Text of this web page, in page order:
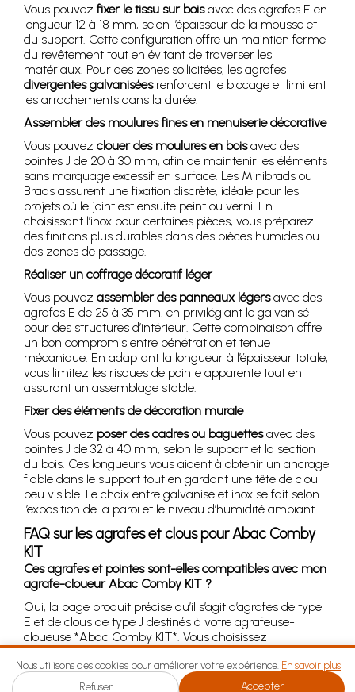
Vous pouvez fixer le tissu sur boisavec des agrafes E en
longueur 12 à 18 mm, selon l’épaisseur de la mousse et
du support. Cette configuration offre un maintien ferme
du revêtement tout en évitant de traverser les
matériaux. Pour des zones sollicitées, les agrafes
divergentes galvaniséesrenforcent le blocage et limitent
les arrachements dans la durée.
Assembler des moulures fines en menuiserie décorative
Vous pouvez clouer des moulures en boisavec des
pointes J de 20 à 30 mm, afin de maintenir les éléments
sans marquage excessif en surface. Les Minibrads ou
Brads assurent une fixation discrète, idéale pour les
projets où le joint est ensuite peint ou verni. En
choisissant l’inox pour certaines pièces, vous préparez
des finitions plus durables dans des pièces humides ou
des zones de passage.
Réaliser un coffrage décoratif léger
Vous pouvez assembler des panneaux légersavec des
agrafes E de 25 à 35 mm, en privilégiant le galvanisé
pour des structures d’intérieur. Cette combinaison offre
un bon compromis entre pénétration et tenue
mécanique. En adaptant la longueur à l’épaisseur totale,
vous limitez les risques de pointe apparente tout en
assurant un assemblage stable.
Fixer des éléments de décoration murale
Vous pouvez poser des cadres ou baguettesavec des
pointes J de 32 à 40 mm, selon le support et la section
du bois. Ces longueurs vous aident à obtenir un ancrage
fiable dans le support tout en gardant une tête de clou
peu visible. Le choix entre galvanisé et inox se fait selon
l’exposition de la paroi et le niveau d’humidité ambiant.
FAQ sur les agrafes et clous pour Abac Comby
KIT
Ces agrafes et pointes sont-elles compatibles avec mon
agrafe-cloueur Abac Comby KIT ?
Oui, la page produit précise qu’il s’agit d’agrafes de type
E et de clous de type J destinés à votre agrafeuse-
cloueuse *Abac Comby KIT*. Vous choisissez
simplement la longueur et la matière en fonction de
votre usage.
Nous utilisons des cookies pour améliorer votre expérience. En savoir plus
Refuser Accepter